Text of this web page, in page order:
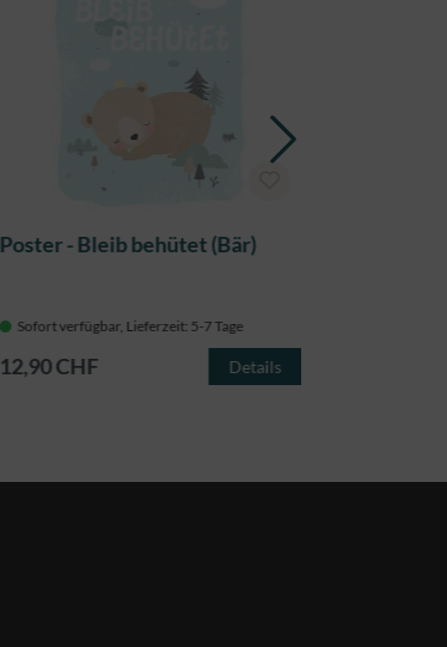
Poster - Bleib behütet (Bär)
Sofort verfügbar, Lieferzeit: 5-7 Tage
12,90 CHF Details